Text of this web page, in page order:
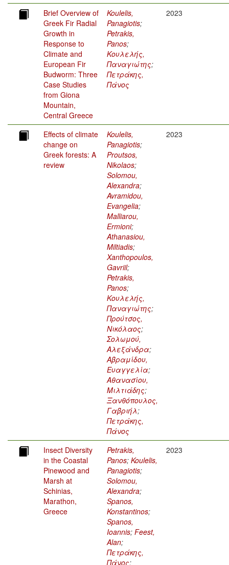
Brief Overview of
Greek Fir Radial
Growth in
Response to
Climate and
European Fir
Budworm: Three
Case Studies
from Giona
Mountain,
Central Greece
Koulelis,
Panagiotis;
Petrakis,
Panos;
Κουλελής,
Παναγιώτης;
Πετράκης,
Πάνος
2023
Effects of climate
change on
Greek forests: A
review
Koulelis,
Panagiotis;
Proutsos,
Nikolaos;
Solomou,
Alexandra;
Avramidou,
Evangelia;
Malliarou,
Ermioni;
Athanasiou,
Miltiadis;
Xanthopoulos,
Gavriil;
Petrakis,
Panos;
Κουλελής,
Παναγιώτης;
Προύτσος,
Νικόλαος;
Σολωμού,
Αλεξάνδρα;
Αβραμίδου,
Ευαγγελία;
Αθανασίου,
Μιλτιάδης;
Ξανθόπουλος,
Γαβριήλ;
Πετράκης,
Πάνος
2023
Insect Diversity
in the Coastal
Pinewood and
Marsh at
Schinias,
Marathon,
Greece
Petrakis,
Panos; Koulelis,
Panagiotis;
Solomou,
Alexandra;
Spanos,
Konstantinos;
Spanos,
Ioannis; Feest,
Alan;
Πετράκης,
Πάνος;
2023